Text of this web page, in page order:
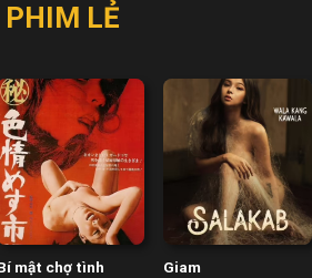
PHIM LẺ
mật chợ tình
Giam